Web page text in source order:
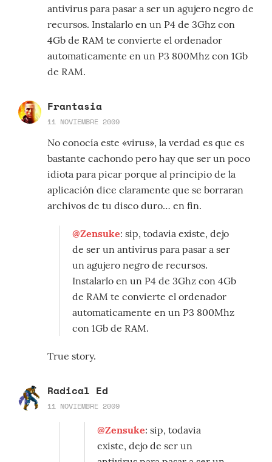
antivirus para pasar a ser un agujero negro de
recursos. Instalarlo en un P4 de 3Ghz con
4Gb de RAM te convierte el ordenador
automaticamente en un P3 800Mhz con 1Gb
de RAM.
Frantasia
11 NOVIEMBRE 2009
No conocía este «virus», la verdad es que es
bastante cachondo pero hay que ser un poco
idiota para picar porque al principio de la
aplicación dice claramente que se borraran
archivos de tu disco duro… en fin.
@Zensuke: sip, todavia existe, dejo
de ser un antivirus para pasar a ser
un agujero negro de recursos.
Instalarlo en un P4 de 3Ghz con 4Gb
de RAM te convierte el ordenador
automaticamente en un P3 800Mhz
con 1Gb de RAM.
True story.
Radical Ed
11 NOVIEMBRE 2009
@Zensuke: sip, todavia
existe, dejo de ser un